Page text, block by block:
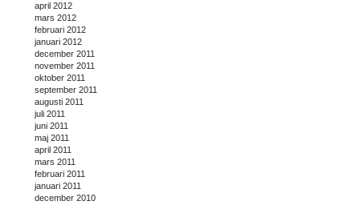
april 2012
mars 2012
februari 2012
januari 2012
december 2011
november 2011
oktober 2011
september 2011
augusti 2011
juli 2011
juni 2011
maj 2011
april 2011
mars 2011
februari 2011
januari 2011
december 2010